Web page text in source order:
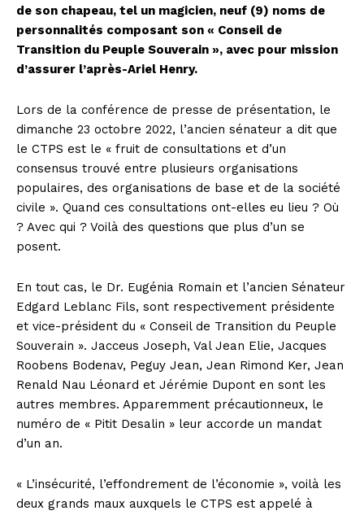
de son chapeau, tel un magicien, neuf (9) noms de
personnalités composant son « Conseil de
Transition du Peuple Souverain », avec pour mission
d’assurer l’après-Ariel Henry.
Lors de la conférence de presse de présentation, le
dimanche 23 octobre 2022, l’ancien sénateur a dit que
le CTPS est le « fruit de consultations et d’un
consensus trouvé entre plusieurs organisations
populaires, des organisations de base et de la société
civile ». Quand ces consultations ont-elles eu lieu ? Où
? Avec qui ? Voilà des questions que plus d’un se
posent.
En tout cas, le Dr. Eugénia Romain et l’ancien Sénateur
Edgard Leblanc Fils, sont respectivement présidente
et vice-président du « Conseil de Transition du Peuple
Souverain ». Jacceus Joseph, Val Jean Elie, Jacques
Roobens Bodenav, Peguy Jean, Jean Rimond Ker, Jean
Renald Nau Léonard et Jérémie Dupont en sont les
autres membres. Apparemment précautionneux, le
numéro de « Pitit Desalin » leur accorde un mandat
d’un an.
« L’insécurité, l’effondrement de l’économie », voilà les
deux grands maux auxquels le CTPS est appelé à